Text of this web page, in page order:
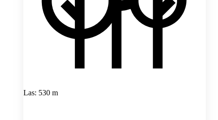
Las: 530 m